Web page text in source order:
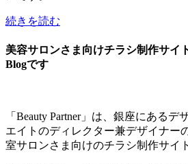
続きを読む
美容サロンさま向けチラシ制作サイ
Blogです
「Beauty Partner」は、銀座にあるデ
エイトのディレクター兼デザイナー
室サロンさま向けのチラシ制作サイ